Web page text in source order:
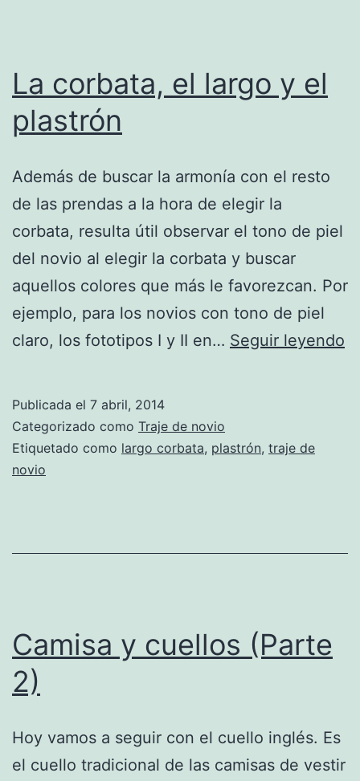
La corbata, el largo y el
plastrón
Además de buscar la armonía con el resto
de las prendas a la hora de elegir la
corbata, resulta útil observar el tono de piel
del novio al elegir la corbata y buscar
aquellos colores que más le favorezcan. Por
ejemplo, para los novios con tono de piel
claro, los fototipos I y II en… Seguir leyendo
Publicada el 7 abril, 2014
Categorizado como Traje de novio
Etiquetado como largo corbata, plastrón, traje de
novio
Camisa y cuellos (Parte
2)
Hoy vamos a seguir con el cuello inglés. Es
el cuello tradicional de las camisas de vestir